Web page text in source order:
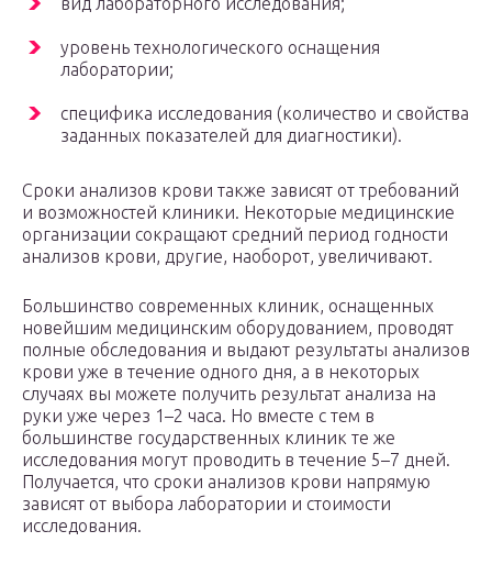
уровень технологического оснащения
лаборатории;
специфика исследования (количество и свойства
заданных показателей для диагностики).
Сроки анализов крови также зависят от требований
и возможностей клиники. Некоторые медицинские
организации сокращают средний период годности
анализов крови, другие, наоборот, увеличивают.
Большинство современных клиник, оснащенных
новейшим медицинским оборудованием, проводят
полные обследования и выдают результаты анализов
крови уже в течение одного дня, а в некоторых
случаях вы можете получить результат анализа на
руки уже через 1–2 часа. Но вместе с тем в
большинстве государственных клиник те же
исследования могут проводить в течение 5–7 дней.
Получается, что сроки анализов крови напрямую
зависят от выбора лаборатории и стоимости
исследования.